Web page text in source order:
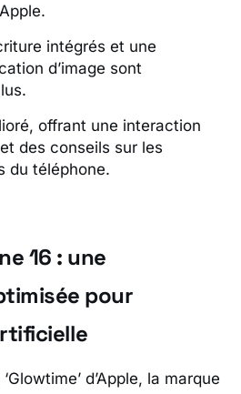
intégrés et une
d’image sont
offrant une interaction
des conseils sur les
du téléphone.
16 : une
pour
d’Apple, la marque